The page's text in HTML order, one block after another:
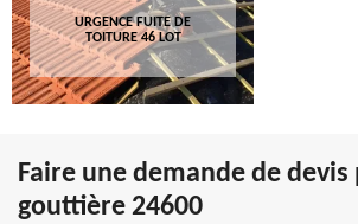
URGENCE FUITE DE
TOITURE 46 LOT
Faire une demande de devis
gouttière 24600